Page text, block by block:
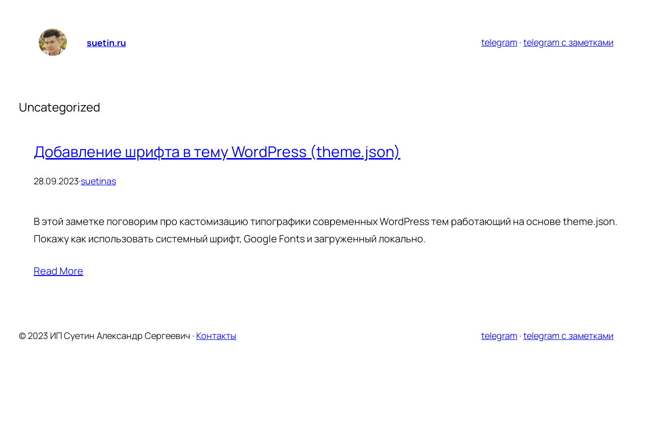
содержимому
suetin.ru telegram · telegram с заметками
Uncategorized
Добавление шрифта в тему WordPress (theme.json)
28.09.2023·suetinas
В этой заметке поговорим про кастомизацию типографики современных WordPress тем работающий на основе theme.json.
Покажу как использовать системный шрифт, Google Fonts и загруженный локально.
Read More
© 2023 ИП Суетин Александр Сергеевич · Контакты telegram · telegram с заметками